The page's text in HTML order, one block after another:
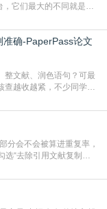
它们最大的不同就是数
。本科用PMLC，含大学
含学术论文联合比对
确-PaperPass论文
整文献、润色语句？可最
越收越紧，不少同学投
前必做的一步。为什么
人觉得，我就用AI搭了个
选“去除引用文献复制
应，著录项符合GB/T
用半角）；查重系统识别